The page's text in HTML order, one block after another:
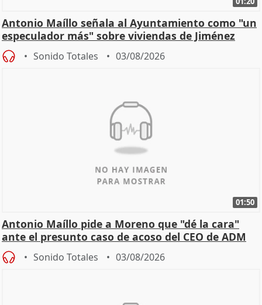
Antonio Maíllo señala al Ayuntamiento como "un
especulador más" sobre viviendas de Jiménez
Becerril
Sonido Totales 03/08/2026
01:50
Antonio Maíllo pide a Moreno que "dé la cara"
ante el presunto caso de acoso del CEO de ADM
Sonido Totales 03/08/2026